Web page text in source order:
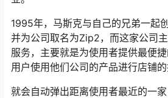
1995年，马斯克与自己的兄弟一起
并为公司取名为Zip2，而这家公司
服务，主要就是为使用者提供最便
用户使用他们公司的产品进行店铺的
就会自动弹出距离使用者最近的一